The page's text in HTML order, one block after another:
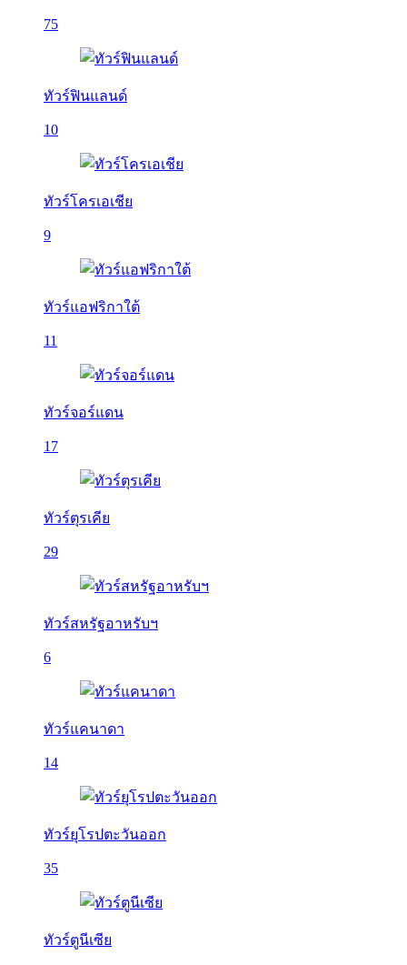
75
ทัวร์ฟินแลนด์
10
ทัวร์โครเอเชีย
9
ทัวร์แอฟริกาใต้
11
ทัวร์จอร์แดน
17
ทัวร์ตุรเคีย
29
ทัวร์สหรัฐอาหรับฯ
6
ทัวร์แคนาดา
14
ทัวร์ยุโรปตะวันออก
35
ทัวร์ตูนีเซีย